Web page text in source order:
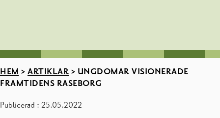
HEM > ARTIKLAR > UNGDOMAR VISIONERADE
FRAMTIDENS RASEBORG
Publicerad : 25.05.2022